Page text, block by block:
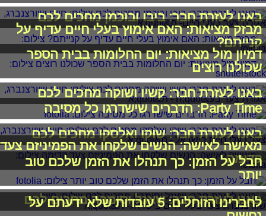
באנו לעזרת חבר: ביבו ובוכמן מחכים לכם
מבזק מציאות: האם אימוץ בעלי חיים עדיף על
קנייתם?
דמיון מול מציאות: יום החלומות בבית הספר
שכולנו רוצים
באנו לעזרת חבר: קשיו ושוקה מחכים לכם
Party Time: הדברים שישדרגו כל מסיבה
באנו לעזרת חבר: שוקו ואלסקו מחכים לכם
מאישה לאישה: הנשים שלקחו את הפמיניזם צעד
קדימה
חבל על הזמן: כך תנהלו את הזמן שלכם טוב
יותר
באנו לעזרת חבר: שאנל וסימבה מחכים לכם
לחברינו הזוחלים: 5 עובדות שלא ידעתם על